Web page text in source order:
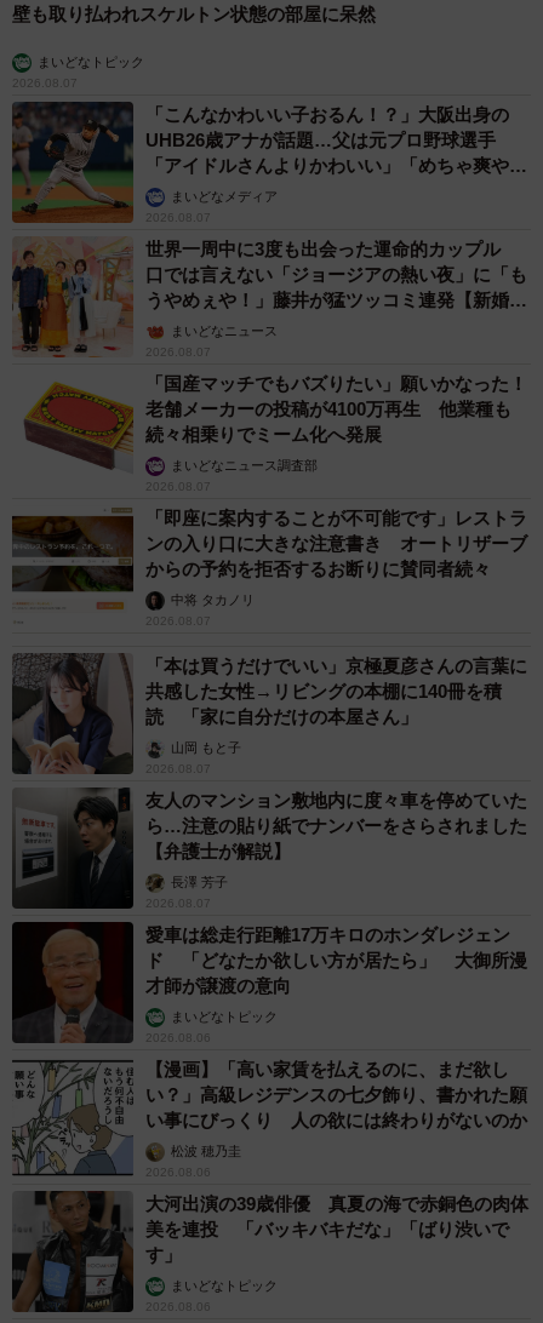
壁も取り払われスケルトン状態の部屋に呆然
まいどなトピック
2026.08.07
「こんなかわいい子おるん！？」大阪出身の
UHB26歳アナが話題…父は元プロ野球選手
「アイドルさんよりかわいい」「めちゃ爽や
か」まいどなメディア
2026.08.07
世界一周中に3度も出会った運命的カップル
口では言えない「ジョージアの熱い夜」に「も
うやめぇや！」藤井が猛ツッコミ連発【新婚さ
ん】まいどなニュース
2026.08.07
「国産マッチでもバズりたい」願いかなった！
老舗メーカーの投稿が4100万再生 他業種も
続々相乗りでミーム化へ発展
まいどなニュース調査部
2026.08.07
「即座に案内することが不可能です」レストラ
ンの入り口に大きな注意書き オートリザーブ
からの予約を拒否するお断りに賛同者続々
中将 タカノリ
2026.08.07
「本は買うだけでいい」京極夏彦さんの言葉に
共感した女性→リビングの本棚に140冊を積
読 「家に自分だけの本屋さん」
山岡 もと子
2026.08.07
友人のマンション敷地内に度々車を停めていた
ら…注意の貼り紙でナンバーをさらされました
【弁護士が解説】
長澤 芳子
2026.08.07
愛車は総走行距離17万キロのホンダレジェン
ド 「どなたか欲しい方が居たら」 大御所漫
才師が譲渡の意向
まいどなトピック
2026.08.06
【漫画】「高い家賃を払えるのに、まだ欲し
い？」高級レジデンスの七夕飾り、書かれた願
い事にびっくり 人の欲には終わりがないのか
松波 穂乃圭
2026.08.06
大河出演の39歳俳優 真夏の海で赤銅色の肉体
美を連投 「バッキバキだな」「ばり渋いで
す」
まいどなトピック
2026.08.06